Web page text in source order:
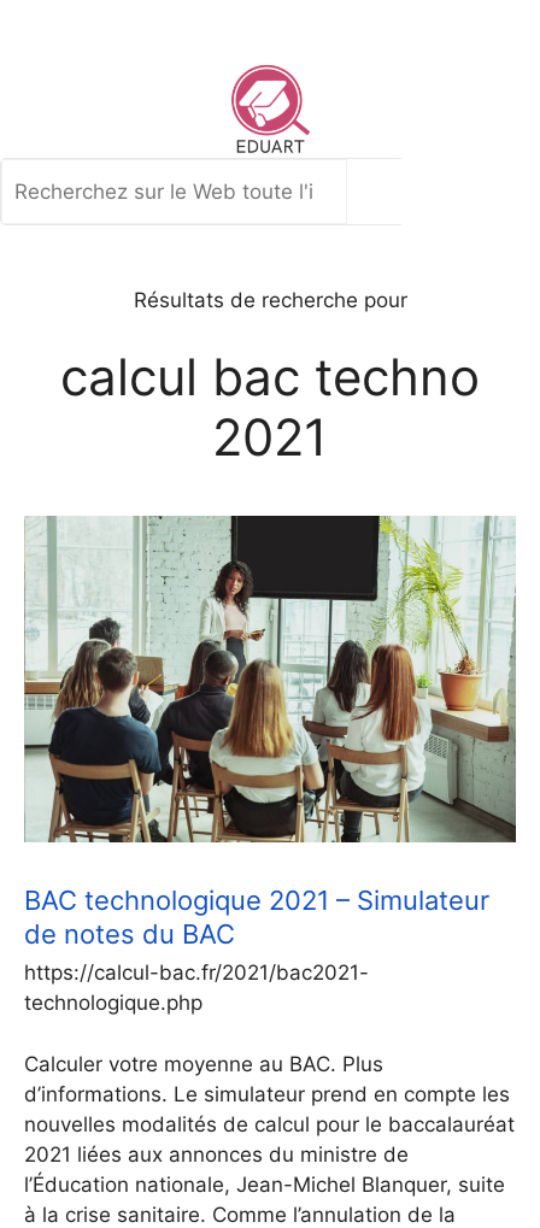
Résultats de recherche pour
calcul bac techno
2021
BAC technologique 2021 – Simulateur
de notes du BAC
https://calcul-bac.fr/2021/bac2021-
technologique.php
Calculer votre moyenne au BAC. Plus
d’informations. Le simulateur prend en compte les
nouvelles modalités de calcul pour le baccalauréat
2021 liées aux annonces du ministre de
l’Éducation nationale, Jean-Michel Blanquer, suite
à la crise sanitaire. Comme l’annulation de la